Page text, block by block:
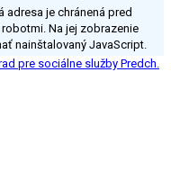
adresa je chránená pred
Na jej zobrazenie
nainštalovaný JavaScript.
pre sociálne služby Predch.